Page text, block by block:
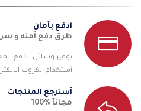
ادفع بأمان
طرق دفع أمنه و
توفير وسائل الدفع
أستخدام الكروت
أسترجع المنتجات
مجانآ %100